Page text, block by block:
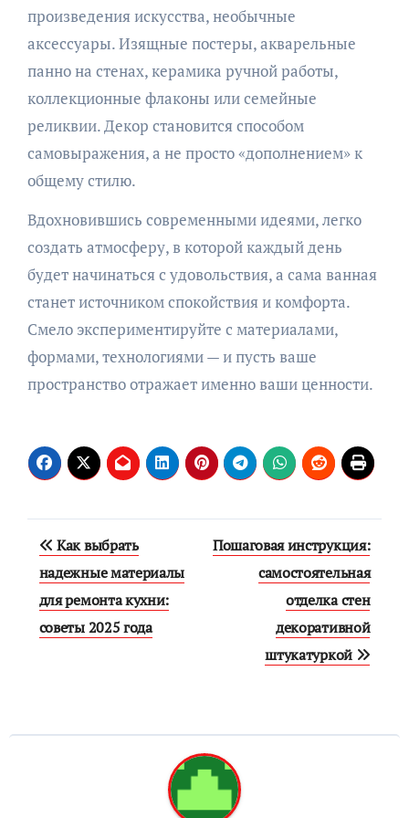
произведения искусства, необычные
аксессуары. Изящные постеры, акварельные
панно на стенах, керамика ручной работы,
коллекционные флаконы или семейные
реликвии. Декор становится способом
самовыражения, а не просто «дополнением» к
общему стилю.
Вдохновившись современными идеями, легко
создать атмосферу, в которой каждый день
будет начинаться с удовольствия, а сама ванная
станет источником спокойствия и комфорта.
Смело экспериментируйте с материалами,
формами, технологиями — и пусть ваше
пространство отражает именно ваши ценности.
Навигация
по
записям
Как выбрать
надежные материалы
для ремонта кухни:
советы 2025 года
Пошаговая инструкция:
самостоятельная
отделка стен
декоративной
штукатуркой